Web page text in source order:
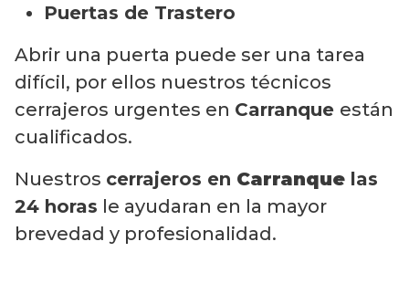
Puertas de Trastero
Abrir una puerta puede ser una tarea
difícil, por ellos nuestros técnicos
cerrajeros urgentes en Carranque están
cualificados.
Nuestros cerrajeros en Carranque las
24 horas le ayudaran en la mayor
brevedad y profesionalidad.